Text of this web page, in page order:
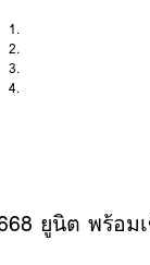
ยูนิต พร้อม